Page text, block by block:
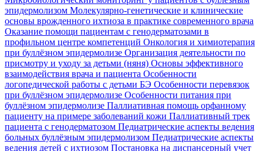
эпидермолизом Молекулярно-генетические и клинические
основы врожденного ихтиоза в практике современного врача
Оказание помощи пациентам с генодерматозами в
профильном центре компетенций Онкология и химиотерапия
при буллёзном эпидермолизе Организация деятельности по
присмотру и уходу за детьми (няня) Основы эффективного
взаимодействия врача и пациента Особенности
логопедической работы с детьми БЭ Особенности перевязок
при буллёзном эпидермолизе Особенности питания при
буллёзном эпидермолизе Паллиативная помощь орфанному
пациенту на примере заболеваний кожи Паллиативный трек
пациента с генодерматозом Педиатрические аспекты ведения
больных буллёзным эпидермолизом Педиатрические аспекты
ведения детей с ихтиозом Постановка на диспансерный учет